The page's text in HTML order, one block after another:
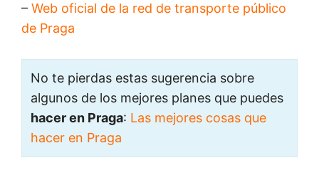
– Web oficial de la red de transporte público
de Praga
No te pierdas estas sugerencia sobre
algunos de los mejores planes que puedes
hacer en Praga: Las mejores cosas que
hacer en Praga